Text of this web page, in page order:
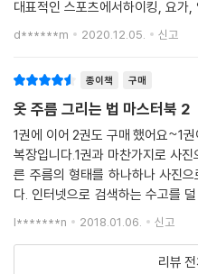
대표적인 스포츠에서하이킹, 요가
면까지풍부한 사진과 다양한 예시
d******m 2020.12.05. 신고
종이책 구매
옷 주름 그리는 법 마스터북 2
1권에 이어 2권도 구매 했어요~1
복장입니다.1권과 마찬가지로 사
른 주름의 형태를 하나하나 사진
다. 인터넷으로 검색하는 수고를
두께도 두껍고 설명도 자세해서
l*******n 2018.01.06. 신고
리뷰